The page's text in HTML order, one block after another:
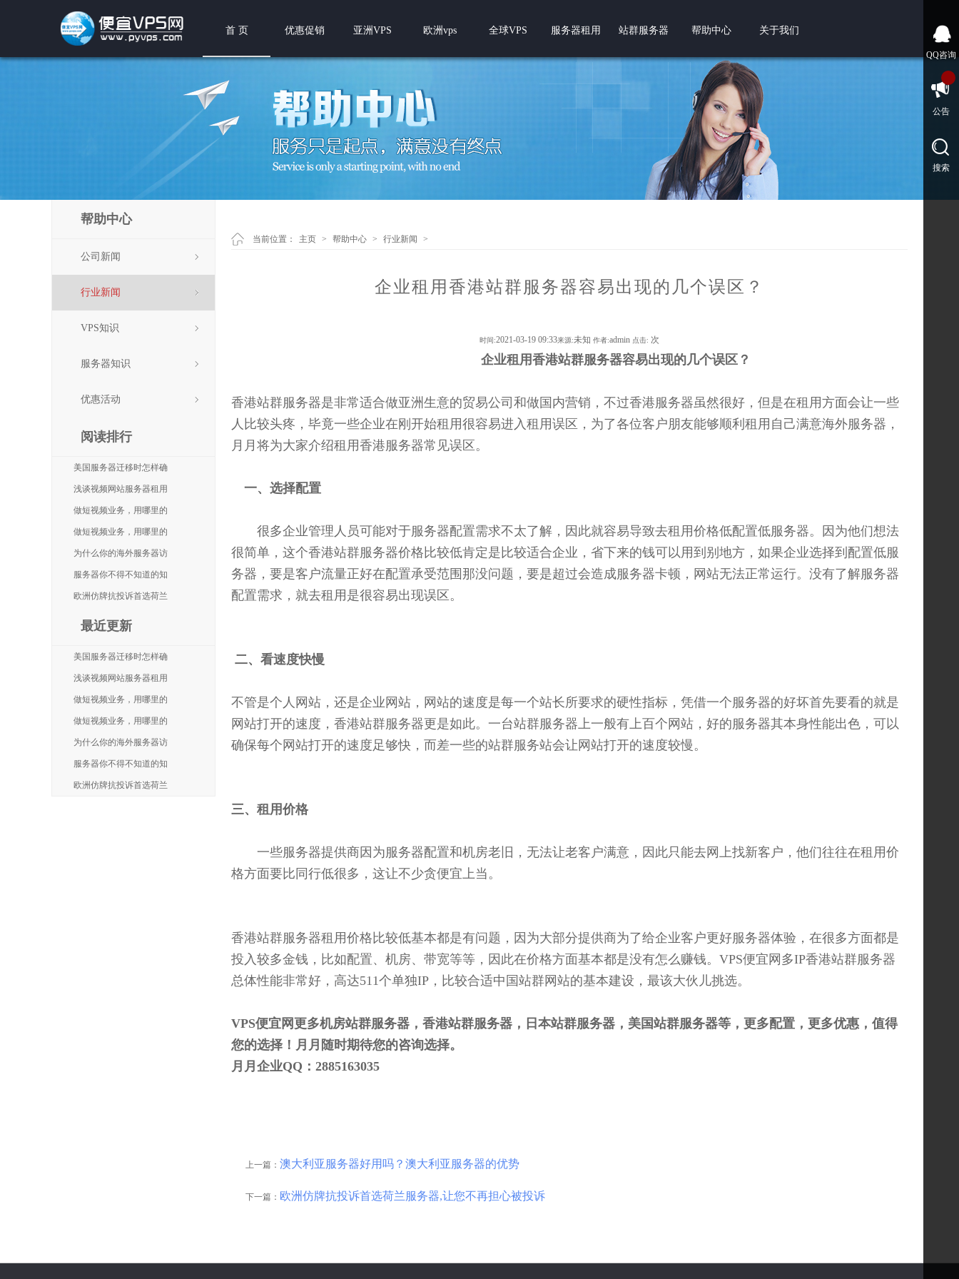
首 页 优惠促销 亚洲VPS 欧洲vps 全球VPS 服务器租用 站群服务器 帮助中心 关于我们
帮助中心
公司新闻
行业新闻
VPS知识
服务器知识
优惠活动
阅读排行
美国服务器迁移时怎样确
浅谈视频网站服务器租用
做短视频业务，用哪里的
做短视频业务，用哪里的
为什么你的海外服务器访
服务器你不得不知道的知
欧洲仿牌抗投诉首选荷兰
最近更新
美国服务器迁移时怎样确
浅谈视频网站服务器租用
做短视频业务，用哪里的
做短视频业务，用哪里的
为什么你的海外服务器访
服务器你不得不知道的知
欧洲仿牌抗投诉首选荷兰
当前位置： 主页 > 帮助中心 > 行业新闻 >
企业租用香港站群服务器容易出现的几个误区？
时间:2021-03-19 09:33来源:未知 作者:admin 点击: 次
企业租用香港站群服务器容易出现的几个误区 ？
香港站群服务器是非常适合做亚洲生意的贸易公司和做国内营销，不过香港服务器虽然很好，但是在租用方面会让一些
人比较头疼，毕竟一些企业在刚开始租用很容易进入租用误区，为了各位客户朋友能够顺利租用自己满意海外服务器，
月月将为大家介绍租用香港服务器常见误区。
一、选择配置
很多企业管理人员可能对于服务器配置需求不太了解，因此就容易导致去租用价格低配置低服务器。因为他们想法
很简单，这个香港站群服务器价格比较低肯定是比较适合企业，省下来的钱可以用到别地方，如果企业选择到配置低服
务器，要是客户流量正好在配置承受范围那没问题，要是超过会造成服务器卡顿，网站无法正常运行。没有了解服务器
配置需求，就去租用是很容易出现误区。
二、看速度快慢
不管是个人网站，还是企业网站，网站的速度是每一个站长所要求的硬性指标，凭借一个服务器的好坏首先要看的就是
网站打开的速度，香港站群服务器更是如此。一台站群服务器上一般有上百个网站，好的服务器其本身性能出色，可以
确保每个网站打开的速度足够快，而差一些的站群服务站会让网站打开的速度较慢。
三、租用价格
一些服务器提供商因为服务器配置和机房老旧，无法让老客户满意，因此只能去网上找新客户，他们往往在租用价
格方面要比同行低很多，这让不少贪便宜上当。
香港站群服务器租用价格比较低基本都是有问题，因为大部分提供商为了给企业客户更好服务器体验，在很多方面都是
投入较多金钱，比如配置、机房、带宽等等，因此在价格方面基本都是没有怎么赚钱。VPS便宜网多IP香港站群服务器
总体性能非常好，高达511个单独IP，比较合适中国站群网站的基本建设，最该大伙儿挑选。
VPS便宜网更多机房站群服务器，香港站群服务器，日本站群服务器，美国站群服务器等，更多配置，更多优惠，值得
您的选择！月月随时期待您的咨询选择。
月月企业QQ：2885163035
上一篇： 澳大利亚服务器好用吗？澳大利亚服务器的优势
下一篇： 欧洲仿牌抗投诉首选荷兰服务器,让您不再担心被投诉
QQ咨询
公告
搜索